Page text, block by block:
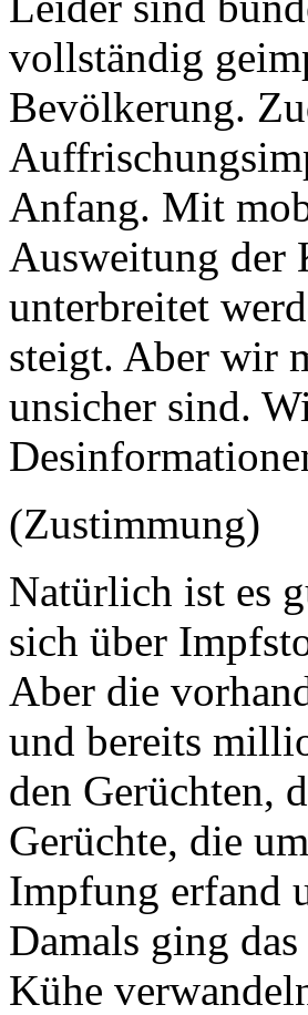
vollständig
Bevölkerung.
Anfang. Mit
Ausweitung der
unterbreitet
steigt. Aber wir
unsicher sind.
(Zustimmung)
Natürlich ist es
sich über
Aber die
und bereits
den Gerüchten,
Gerüchte, die
Impfung erfand
Damals ging
Kühe